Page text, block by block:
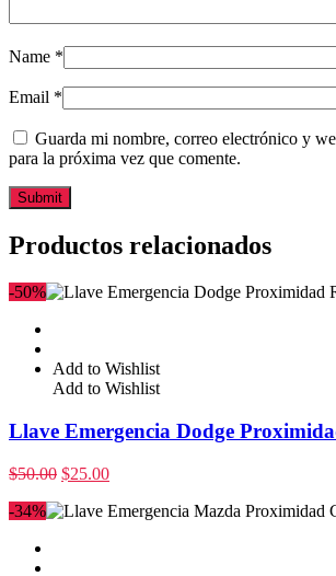
Name *
Email *
Guarda mi nombre, correo electrónico y
para la próxima vez que comente.
Productos relacionados
-50%
Add to Wishlist
Add to Wishlist
Llave Emergencia Dodge
$50.00 $25.00
-34%